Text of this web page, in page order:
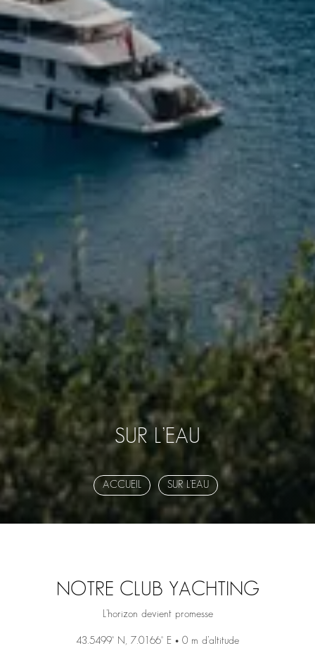
SUR L’EAU
ACCUEIL SUR L’EAU
NOTRE CLUB YACHTING
L’horizon devient promesse
43.5499° N, 7.0166° E • 0 m d’altitude